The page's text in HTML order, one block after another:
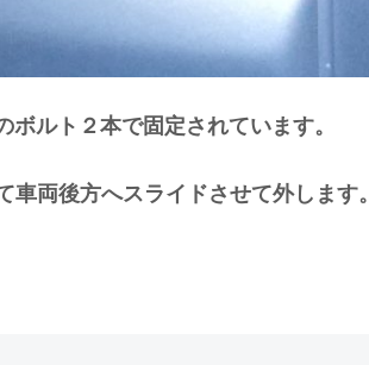
ルト２本で固定されています。
両後方へスライドさせて外します。